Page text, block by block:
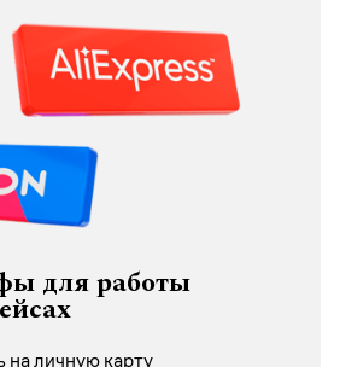
для работы
личную карту